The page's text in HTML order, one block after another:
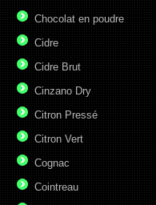
Chocolat en poudre
Cidre
Cidre Brut
Cinzano Dry
Citron Pressé
Citron Vert
Cognac
Cointreau